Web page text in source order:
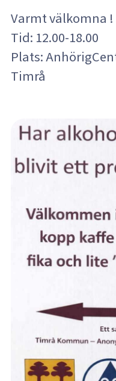
Varmt välkomna !
Tid: 12.00-18.00
Plats:
Timrå